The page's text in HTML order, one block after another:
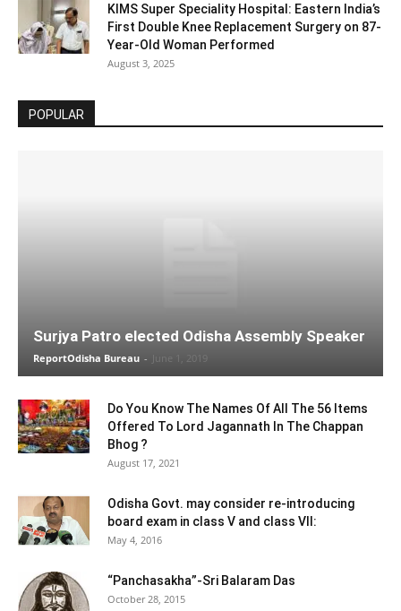
KIMS Super Speciality Hospital: Eastern India’s
First Double Knee Replacement Surgery on 87-
Year-Old Woman Performed
August 3, 2025
POPULAR
Surjya Patro elected Odisha Assembly Speaker
ReportOdisha Bureau - June 1, 2019
Do You Know The Names Of All The 56 Items
Offered To Lord Jagannath In The Chappan
Bhog ?
August 17, 2021
Odisha Govt. may consider re-introducing
board exam in class V and class VII:
May 4, 2016
“Panchasakha”-Sri Balaram Das
October 28, 2015